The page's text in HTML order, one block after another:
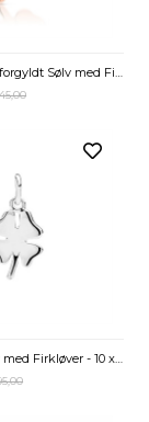
Vedhæng i rosaforgyldt Sølv med Firkløver - Mulighed for gravering